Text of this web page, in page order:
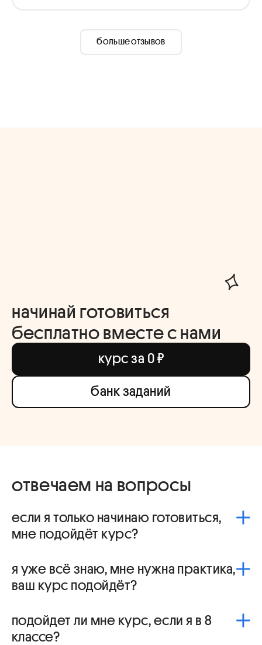
больше отзывов
начинай готовиться
бесплатно вместе с нами
курс за 0 ₽
банк заданий
отвечаем на вопросы
если я только начинаю готовиться,
мне подойдёт курс?
не начинал подготовку — поможем спокойно
освоить базу, закрыть пробелы и выжать
максимум из оставшегося времени 💪
я уже всё знаю, мне нужна практика,
ваш курс подойдёт?
практиковаться и закрывать пробелы 💪
подойдет ли мне курс, если я в 8
классе?